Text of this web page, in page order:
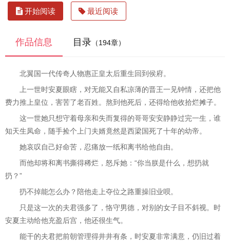
开始阅读 最近阅读
作品信息 目录 （194章）
北翼国一代传奇人物惠正皇太后重生回到侯府。
上一世时安夏眼瞎，对无能又自私凉薄的晋王一见钟情，还把他
费力推上皇位，害苦了老百姓。熬到他死后，还得给他收拾烂摊子。
这一世她只想守着母亲和失而复得的哥哥安安静静过完一生，谁
知天生凤命，随手捡个上门夫婿竟然是西梁国死了十年的幼帝。
她哀叹自己好命苦，忍痛放一纸和离书给他自由。
而他却将和离书撕得稀烂，怒斥她：“你当朕是什么，想扔就
扔？”
扔不掉能怎么办？陪他走上夺位之路重操旧业呗。
只是这一次的夫君强多了，恪守男德，对别的女子目不斜视。时
安夏主动给他充盈后宫，他还很生气。
能干的夫君把前朝管理得井井有条，时安夏非常满意，仍旧过着